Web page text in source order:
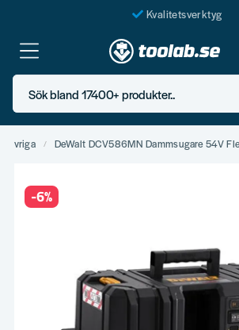
Kvalitetsverktyg
Fraktfritt över 999 SEK*
En järnhandel för alla
Butik i Göteborg
Sök bland 17400+ produkter..
Övriga DeWalt DCV586MN Dammsugare 54V
-6%